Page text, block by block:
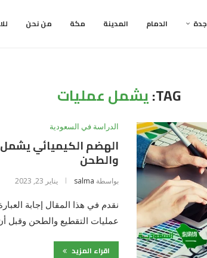
جدة الدمام المدينة مكة من نحن
TAG: يشمل عمليات
الدراسة في السعودية
الهضم الكيميائي
والطحن
بواسطة salma يناير 23, 2023
نقدم في هذا المقال إجابة
عمليات التقطيع والطحن وقبل
اقراء المزيد